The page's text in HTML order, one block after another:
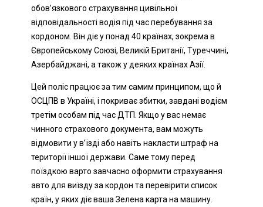
обов’язкового страхування цивільної
відповідальності водія під час перебування за
кордоном. Він діє у понад 40 країнах, зокрема в
Європейському Союзі, Великій Британії, Туреччині,
Азербайджані, а також у деяких країнах Азії.
Цей поліс працює за тим самим принципом, що й
ОСЦПВ в Україні, і покриває збитки, завдані водієм
третім особам під час ДТП. Якщо у вас немає
чинного страхового документа, вам можуть
відмовити у в’їзді або навіть накласти штраф на
території іншої держави. Саме тому перед
поїздкою варто завчасно оформити страхування
авто для виїзду за кордон та перевірити список
країн, у яких діє ваша Зелена карта на машину.